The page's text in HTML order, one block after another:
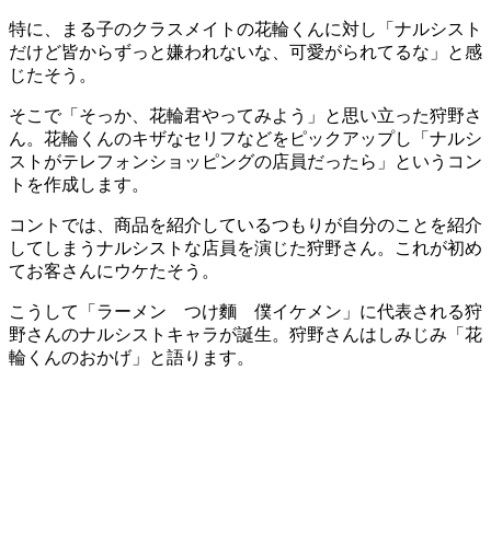
特に、まる子のクラスメイトの花輪くんに対し「ナルシスト
だけど皆からずっと嫌われないな、可愛がられてるな」と感
じたそう。
そこで「そっか、花輪君やってみよう」と思い立った狩野さ
ん。花輪くんのキザなセリフなどをピックアップし「ナルシ
ストがテレフォンショッピングの店員だったら」というコン
トを作成します。
コントでは、商品を紹介しているつもりが自分のことを紹介
してしまうナルシストな店員を演じた狩野さん。これが初め
てお客さんにウケたそう。
こうして「ラーメン つけ麵 僕イケメン」に代表される狩
野さんのナルシストキャラが誕生。狩野さんはしみじみ「花
輪くんのおかげ」と語ります。